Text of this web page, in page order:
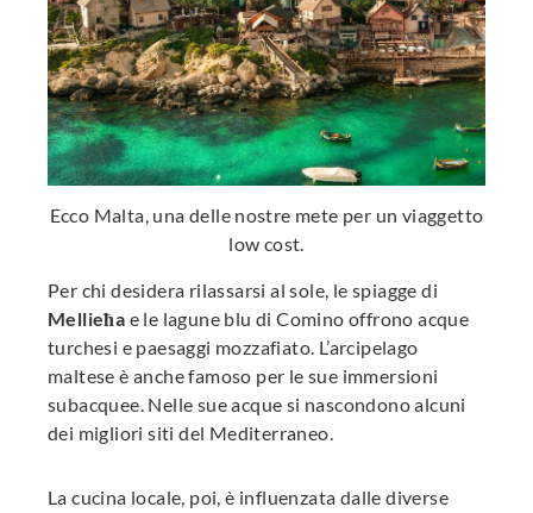
Ecco Malta, una delle nostre mete per un viaggetto
low cost.
Per chi desidera rilassarsi al sole, le spiagge di
Mellieħa e le lagune blu di Comino offrono acque
turchesi e paesaggi mozzafiato. L’arcipelago
maltese è anche famoso per le sue immersioni
subacquee. Nelle sue acque si nascondono alcuni
dei migliori siti del Mediterraneo.
La cucina locale, poi, è influenzata dalle diverse